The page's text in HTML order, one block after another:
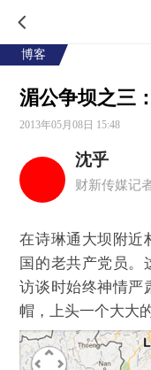
博客
湄公争坝之三
2013年05月08日 15:48
沈乎
财新传媒记
在诗琳通大坝附近
国的老共产党员。
访谈时始终神情严
帽，上头一个大大